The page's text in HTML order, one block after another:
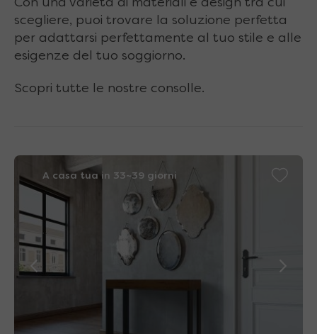
Con una varietà di materiali e design tra cui
scegliere, puoi trovare la soluzione perfetta
per adattarsi perfettamente al tuo stile e alle
esigenze del tuo soggiorno.
Scopri tutte le nostre consolle.
A casa tua in 33~39 giorni